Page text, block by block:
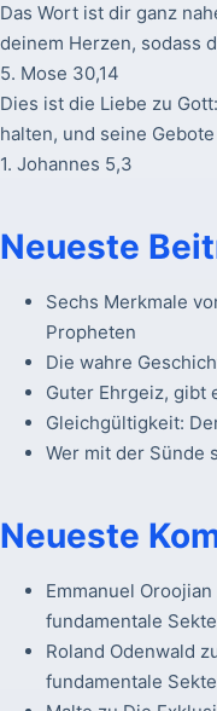
Das Wort ist dir ganz
deinem Herzen, sodass
5. Mose 30,14
Dies ist die Liebe zu
halten, und seine
1. Johannes 5,3
Neueste
Sechs Merkmale
Propheten
Die wahre
Guter Ehrgeiz, gibt
Gleichgültigkeit:
Wer mit der Sünde
Neueste
Emmanuel Oroojian
fundamentale Sekte
Roland Odenwald
fundamentale Sekte